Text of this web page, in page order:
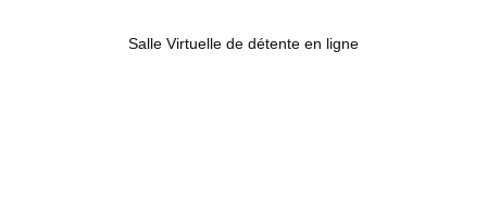
Salle Virtuelle de détente en ligne